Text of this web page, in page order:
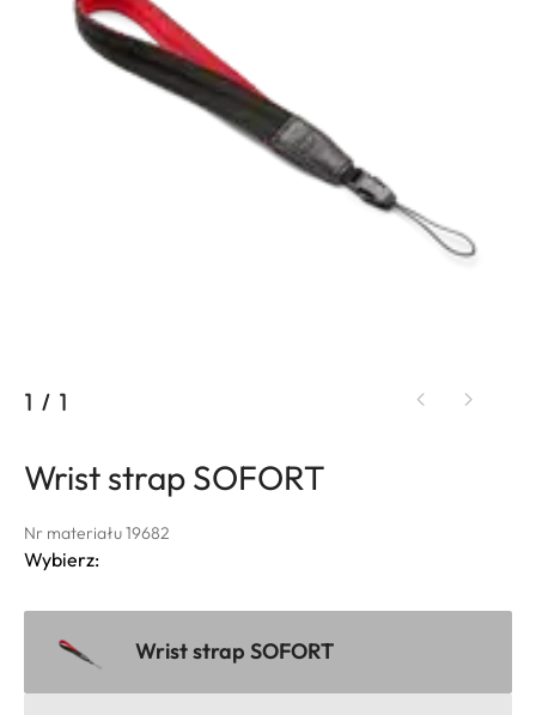
1 / 1
Wrist strap SOFORT
Nr materiału 19682
Wybierz:
Wrist strap SOFORT